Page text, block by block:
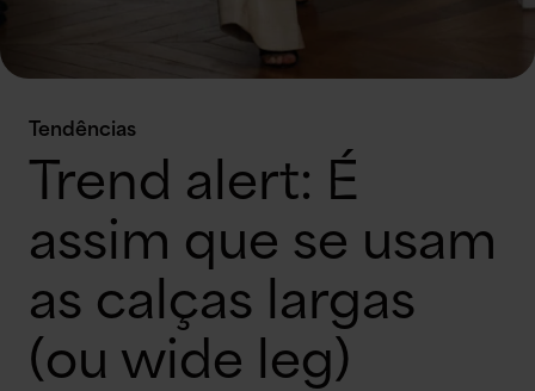
Tendências
Trend alert: É
assim que se usam
as calças largas
(ou wide leg)